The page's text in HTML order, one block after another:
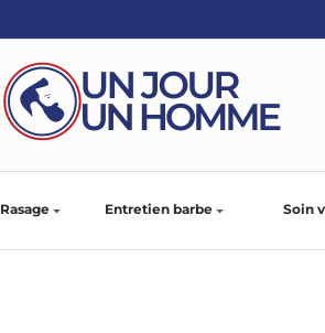
Rasage Entretien barbe Soin